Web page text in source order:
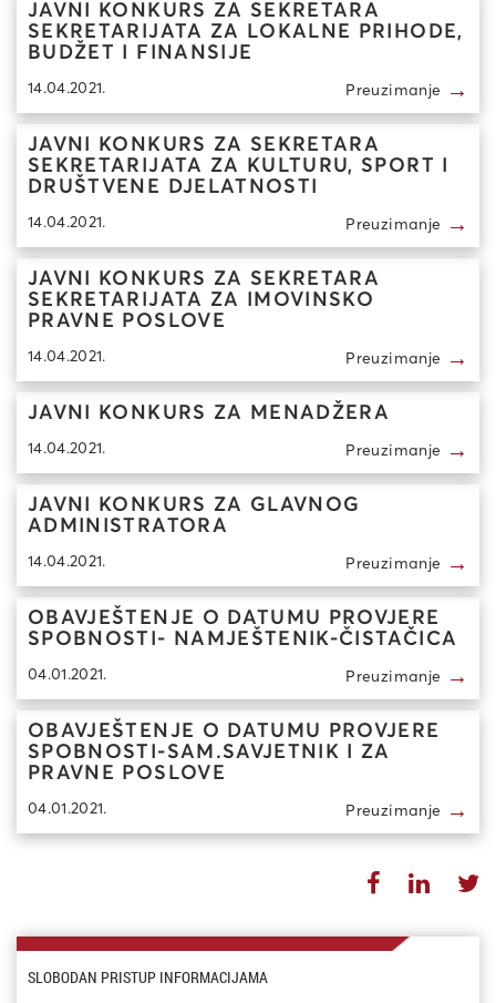
JAVNI KONKURS ZA SEKRETARA
SEKRETARIJATA ZA LOKALNE PRIHODE,
BUDŽET I FINANSIJE
14.04.2021. Preuzimanje →
JAVNI KONKURS ZA SEKRETARA
SEKRETARIJATA ZA KULTURU, SPORT I
DRUŠTVENE DJELATNOSTI
14.04.2021. Preuzimanje →
JAVNI KONKURS ZA SEKRETARA
SEKRETARIJATA ZA IMOVINSKO
PRAVNE POSLOVE
14.04.2021. Preuzimanje →
JAVNI KONKURS ZA MENADŽERA
14.04.2021. Preuzimanje →
JAVNI KONKURS ZA GLAVNOG
ADMINISTRATORA
14.04.2021. Preuzimanje →
OBAVJEŠTENJE O DATUMU PROVJERE
SPOBNOSTI- NAMJEŠTENIK-ČISTAČICA
04.01.2021. Preuzimanje →
OBAVJEŠTENJE O DATUMU PROVJERE
SPOBNOSTI-SAM.SAVJETNIK I ZA
PRAVNE POSLOVE
04.01.2021. Preuzimanje →
SLOBODAN PRISTUP INFORMACIJAMA